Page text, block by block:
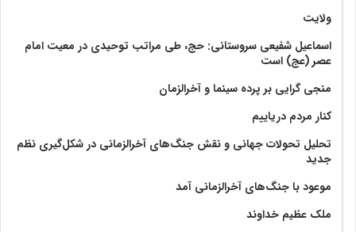
ولايت‏
اسماعیل شفیعی سروستانی: حج، طی مراتب توحیدی در معیت امام
عصر (عج) است
منجی گرایی بر پرده سینما و آخرالزمان
کنار مردم دریاییم
تحلیل تحولات جهانی و نقش جنگ‌های آخرالزمانی در شکل‌گیری نظم
جدید
موعود با جنگ‌های آخرالزمانی آمد
ملک عظیم خداوند